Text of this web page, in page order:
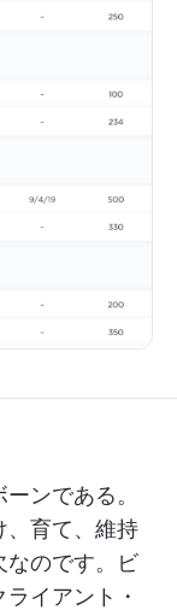
ンである。
、育て、維持
なのです。ビ
イアント・